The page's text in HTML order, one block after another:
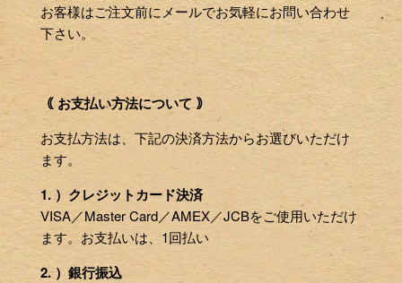
お客様はご注文前にメールでお気軽にお問い合わせ
下さい。
｟ お支払い方法について ｠
お支払方法は、下記の決済方法からお選びいただけ
ます。
1. ）クレジットカード決済
VISA／Master Card／AMEX／JCBをご使用いただけ
ます。お支払いは、1回払い
2. ）銀行振込